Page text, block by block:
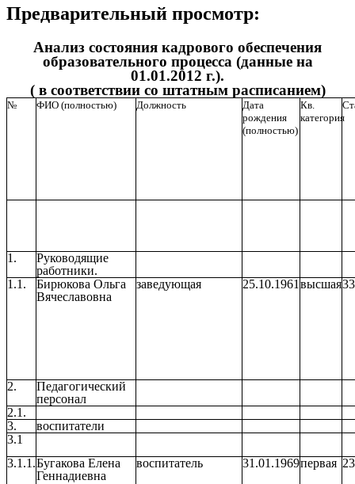
Предварительный просмотр:
Анализ состояния кадрового обеспечения
образовательного процесса (данные на
01.01.2012 г.).
( в соответствии со штатным расписанием)
№ ФИО (полностью) Должность
Дата
рождения
(полностью)
Кв.
категория
1.
Руководящие
работники.
1.1.
Бирюкова Ольга
Вячеславовна
заведующая 25.10.1961 высшая33
2.
Педагогический
персонал
2.1.
3.
воспитатели
3.1
3.1.1.Бугакова Елена
Геннадиевна
воспитатель 31.01.1969первая 23